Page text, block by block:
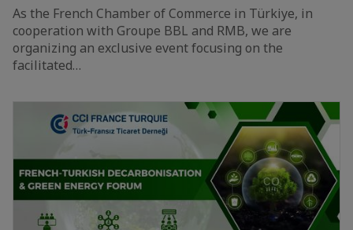
As the French Chamber of Commerce in Türkiye, in
cooperation with Groupe BBL and RMB, we are
organizing an exclusive event focusing on the
facilitated…